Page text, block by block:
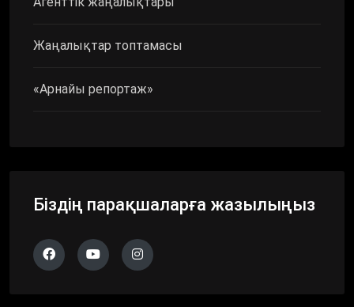
Жаңалықтар топтамасы
«Арнайы репортаж»
Біздің парақшаларға жазылыңыз